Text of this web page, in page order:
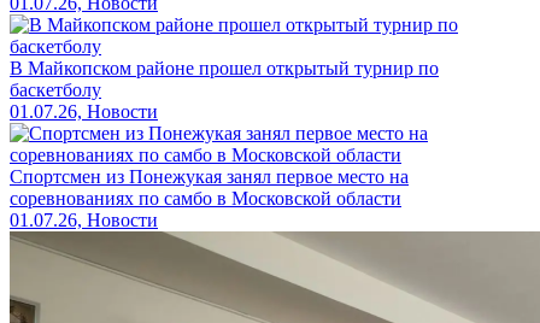
В Майкопском районе прошел открытый турнир по
баскетболу
01.07.26, Новости
Спортсмен из Понежукая занял первое место на
соревнованиях по самбо в Московской области
01.07.26, Новости